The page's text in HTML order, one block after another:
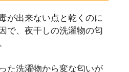
が出来ない点と乾くのに
で、夜干しの洗濯物の匂
た洗濯物から変な匂いが